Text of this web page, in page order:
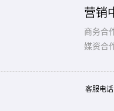
营销
商务合
媒资合
客服电